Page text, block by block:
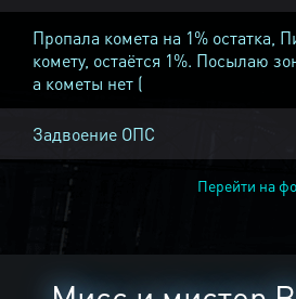
Пропала комета на 1% остатка,
комету, остаётся 1%. Посылаю
а кометы нет (
Задвоение ОПС
Перейти на